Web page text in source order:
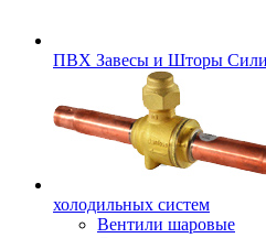
ПВХ Завесы и Шторы
холодильных систем
Вентили шаровые